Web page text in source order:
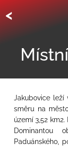
<
Jakubovice leží
směru na
území 3,52
Dominantou
Paduánského,